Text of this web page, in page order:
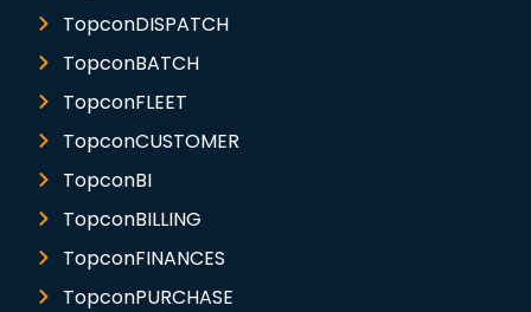
TopconDISPATCH
TopconBATCH
TopconFLEET
TopconCUSTOMER
TopconBI
TopconBILLING
TopconFINANCES
TopconPURCHASE